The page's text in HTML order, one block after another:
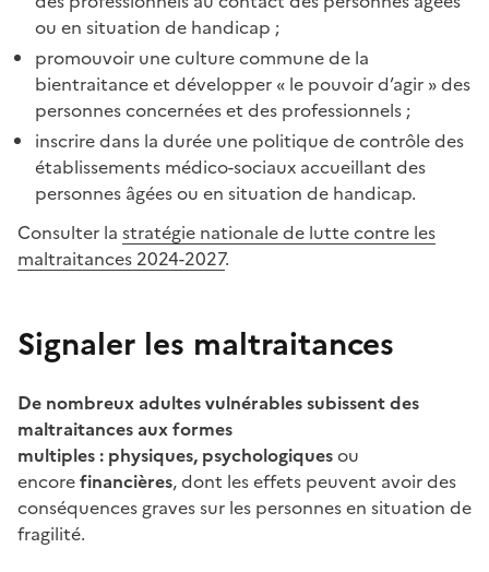
ou en situation de handicap ;
promouvoir une culture commune de la
bientraitance et développer « le pouvoir d’agir » des
personnes concernées et des professionnels ;
inscrire dans la durée une politique de contrôle des
établissements médico-sociaux accueillant des
personnes âgées ou en situation de handicap.
Consulter la stratégie nationale de lutte contre les
maltraitances 2024-2027.
Signaler les maltraitances
De nombreux adultes vulnérables subissent des
maltraitances aux formes
multiples : physiques, psychologiquesou
encorefinancières, dont les effets peuvent avoir des
conséquences graves sur les personnes en situation de
fragilité.